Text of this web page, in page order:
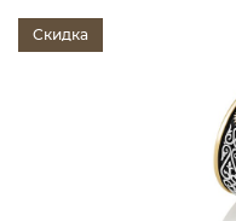
Скидка